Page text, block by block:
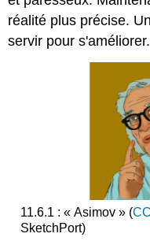
réalité plus précise.
servir pour s'améliorer.
11.6.1 : « Asimov » (
SketchPort)